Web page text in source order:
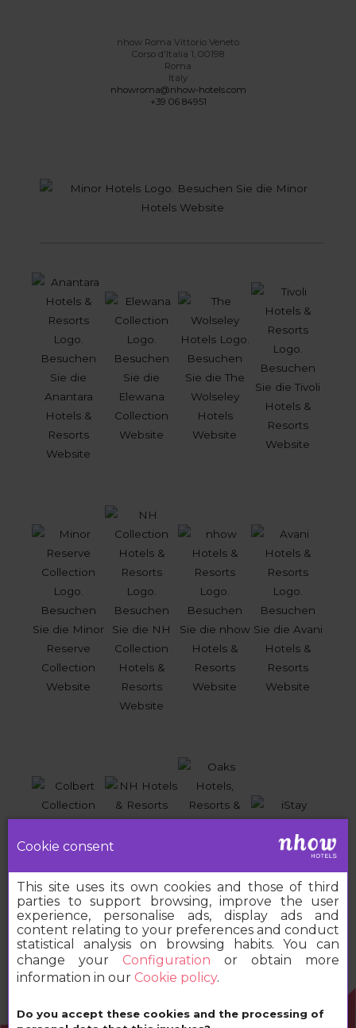
nhow Roma Vittorio Veneto
Corso d'Italia 1, 00198
Roma
Italy
nhowroma@nhow-hotels.com
+39 06 84951
2026 MINOR HOTELS EUROPE & AMERICAS
Cookie consent
This site uses its own cookies and those of third
parties to support browsing, improve the user
experience, personalise ads, display ads and
content relating to your preferences and conduct
statistical analysis on browsing habits. You can
change your Configuration or obtain more
information in our Cookie policy.
Do you accept these cookies and the processing of